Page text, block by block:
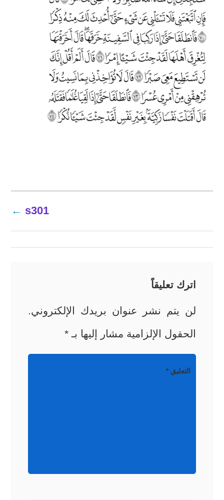
المقالات
s301
اترك تعليقاً
لن يتم نشر عنوان بريدك الإلكتروني.
الحقول الإلزامية مشار إليها بـ *
التعليق*